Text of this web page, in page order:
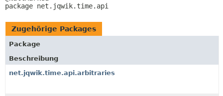
INDEX
HILFE
package net.jqwik.time.api
Zugehörige Packages
Package
Beschreibung
net.jqwik.time.api.arbitraries